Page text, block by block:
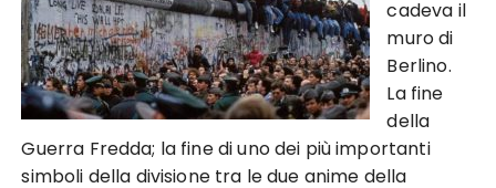
cadeva il
muro di
Berlino.
La fine
della
Guerra Fredda; la fine di uno dei più importanti
simboli della divisione tra le due anime della